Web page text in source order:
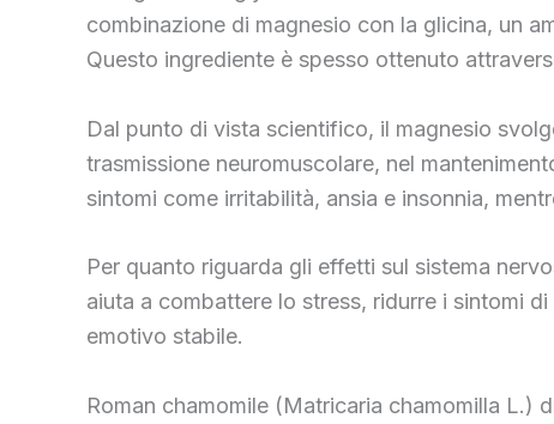
combinazione di magnesio con la glicina, un
Questo ingrediente è spesso ottenuto
Dal punto di vista scientifico, il magnesio
trasmissione neuromuscolare, nel
sintomi come irritabilità, ansia e insonnia,
Per quanto riguarda gli effetti sul sistema
aiuta a combattere lo stress, ridurre i sintomi
emotivo stabile.
Roman chamomile (Matricaria chamomilla L.)